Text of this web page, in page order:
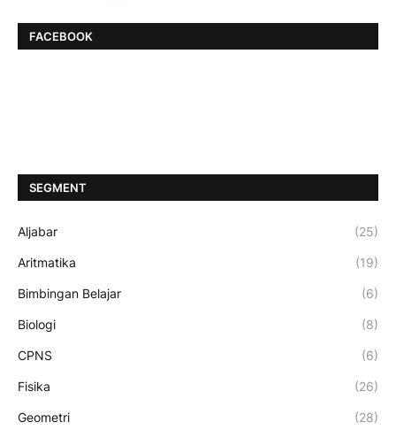
FACEBOOK
SEGMENT
Aljabar (25)
Aritmatika (19)
Bimbingan Belajar (6)
Biologi (8)
CPNS (6)
Fisika (26)
Geometri (28)